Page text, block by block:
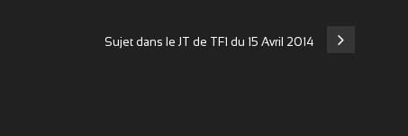
Sujet dans le JT de TF1 du 15 Avril 2014